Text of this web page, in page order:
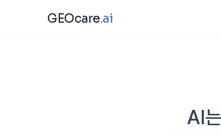
GEOcare.ai
AI